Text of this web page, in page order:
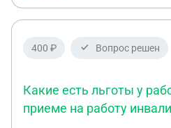
сразу после получения
работу?
400 ₽ Вопрос решен
Какие есть льготы у
приеме на работу